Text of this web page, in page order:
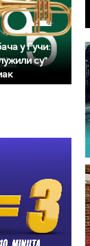
у Гучи:
су"